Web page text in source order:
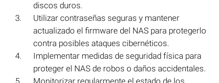
discos duros.
Utilizar contraseñas seguras y mantener
actualizado el firmware del NAS para protegerlo
contra posibles ataques cibernéticos.
Implementar medidas de seguridad física para
proteger el NAS de robos o daños accidentales.